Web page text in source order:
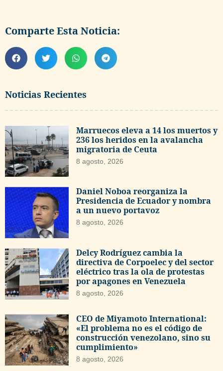
Noticias Recientes
Marruecos eleva a 14 los muertos y
236 los heridos en la avalancha
migratoria de Ceuta
8 agosto, 2026
Daniel Noboa reorganiza la
Presidencia de Ecuador y nombra
a un nuevo portavoz
8 agosto, 2026
Delcy Rodríguez cambia la
directiva de Corpoelec y del sector
eléctrico tras la ola de protestas
por apagones en Venezuela
8 agosto, 2026
CEO de Miyamoto International:
«El problema no es el código de
construcción venezolano, sino su
cumplimiento»
8 agosto, 2026
Comparte Esta Noticia: